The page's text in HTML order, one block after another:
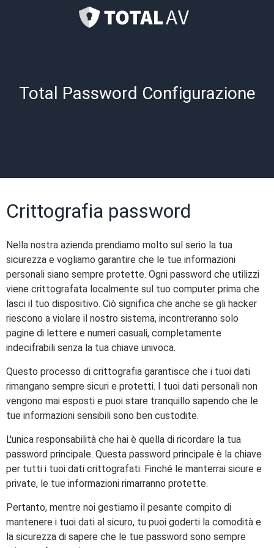
Total Password Configurazione
Crittografia password
Nella nostra azienda prendiamo molto sul serio la tua
sicurezza e vogliamo garantire che le tue informazioni
personali siano sempre protette. Ogni password che utilizzi
viene crittografata localmente sul tuo computer prima che
lasci il tuo dispositivo. Ciò significa che anche se gli hacker
riescono a violare il nostro sistema, incontreranno solo
pagine di lettere e numeri casuali, completamente
indecifrabili senza la tua chiave univoca.
Questo processo di crittografia garantisce che i tuoi dati
rimangano sempre sicuri e protetti. I tuoi dati personali non
vengono mai esposti e puoi stare tranquillo sapendo che le
tue informazioni sensibili sono ben custodite.
L'unica responsabilità che hai è quella di ricordare la tua
password principale. Questa password principale è la chiave
per tutti i tuoi dati crittografati. Finché le manterrai sicure e
private, le tue informazioni rimarranno protette.
Pertanto, mentre noi gestiamo il pesante compito di
mantenere i tuoi dati al sicuro, tu puoi goderti la comodità e
la sicurezza di sapere che le tue password sono sempre